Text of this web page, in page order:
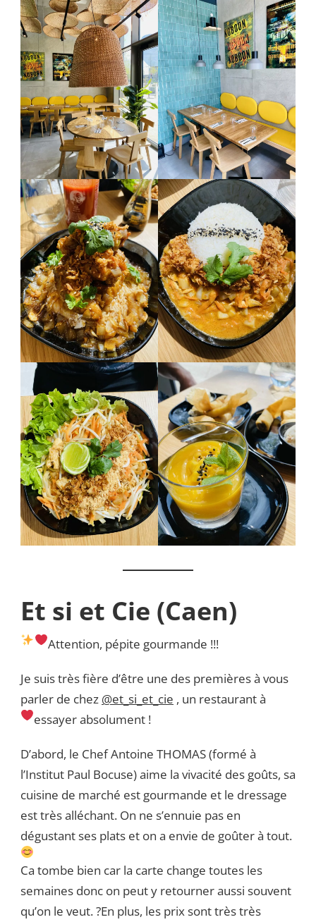
Et si et Cie (Caen)
Attention, pépite gourmande !!!
Je suis très fière d’être une des premières à vous
parler de chez @et_si_et_cie , un restaurant à
essayer absolument !
D’abord, le Chef Antoine THOMAS (formé à
l’Institut Paul Bocuse) aime la vivacité des goûts, sa
cuisine de marché est gourmande et le dressage
est très alléchant. On ne s’ennuie pas en
dégustant ses plats et on a envie de goûter à tout.
Ca tombe bien car la carte change toutes les
semaines donc on peut y retourner aussi souvent
qu’on le veut. ?En plus, les prix sont très très